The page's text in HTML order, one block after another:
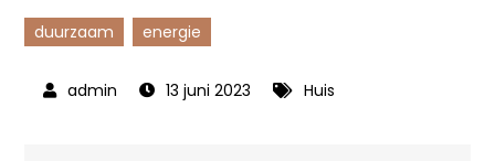
duurzaam energie
13 juni 2023 Huis